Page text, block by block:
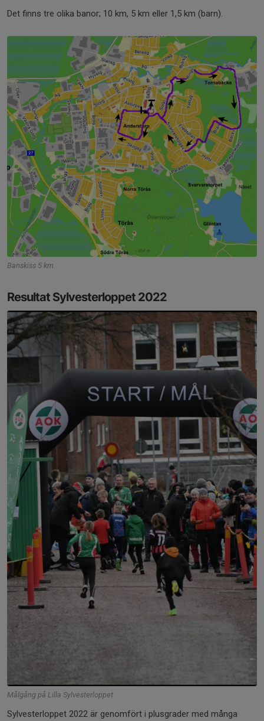
Det finns tre olika banor; 10 km, 5 km eller 1,5 km (barn).
Banskiss 5 km
Resultat Sylvesterloppet 2022
Målgång på Lilla Sylvesterloppet
Sylvesterloppet 2022 är genomfört i plusgrader med många